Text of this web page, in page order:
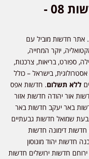
חדשות אפס שמונה | חדשות 08 -
אתר חדשות מוביל עם
יוקר המחייה,
ספורט, בריאות, צרכנות,
בישראל – כולל
ללא תשלום. חדשות אפס
אור יהודה חדשות אזור
באר יעקב חדשות באר
שמואל חדשות גבעתיים
חדשות דימונה חדשות
חדשות יהוד מונוסון
חדשות ירושלים חדשות